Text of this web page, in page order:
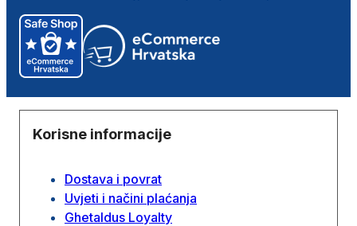
Korisne informacije
Dostava i povrat
Uvjeti i načini plaćanja
Ghetaldus Loyalty